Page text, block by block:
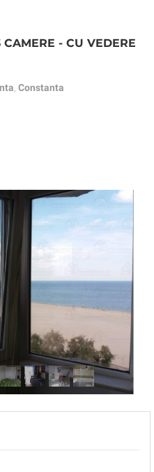
- CU VEDERE
Constanta